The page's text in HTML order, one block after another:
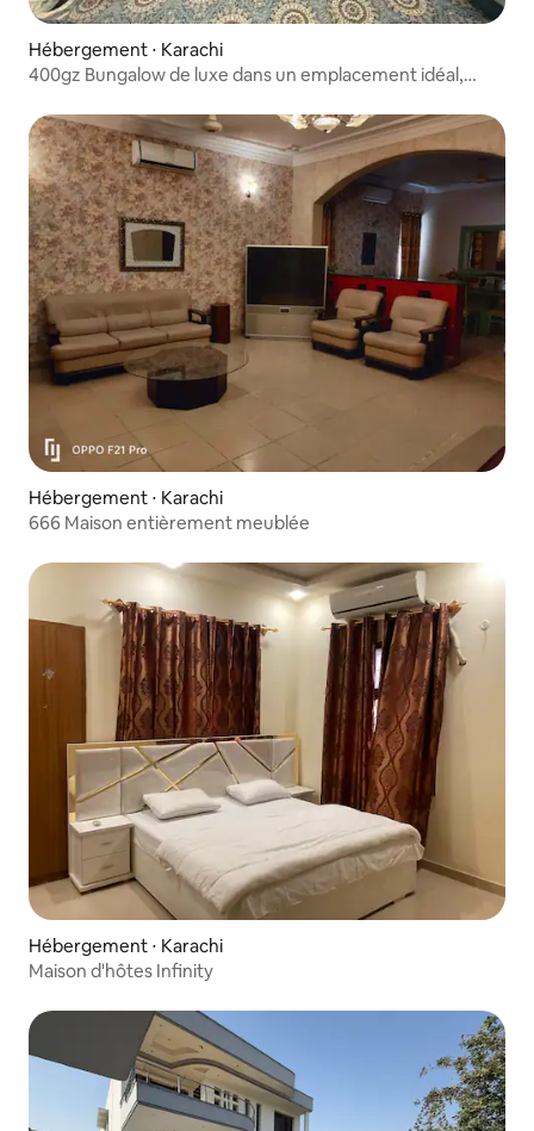
Hébergement ⋅ Karachi
400gz Bungalow de luxe dans un emplacement idéal,
Hébergement ⋅ Karachi
666 Maison entièrement meublée
Hébergement ⋅ Karachi
Maison d'hôtes Infinity